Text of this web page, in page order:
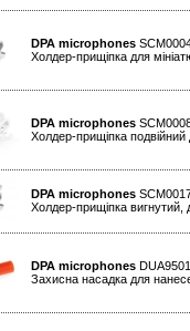
DPA microphones
Холдер-прищіпка для
DPA microphones
Холдер-прищіпка подвійний
DPA microphones
Холдер-прищіпка вигнутий,
DPA microphones
Захисна насадка для